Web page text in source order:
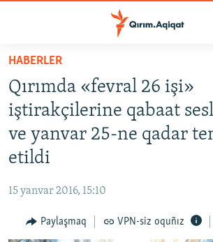
Esas
qaytmaq
Baş
navigatsiyağa
qaytmaq
Qıdıruvğa
HABERLER
SİYASET
İQTİSADİYAT
CEMİYET
İNSAN AQLARI
VİDEO
HABERLER
Qırımda «fevral 26 işi»
iştirakçilerine qabaat
ve yanvar 25-ne qadar
etildi
15 yanvar 2016, 15:10
Paylaşmaq VPN-siz oquñız